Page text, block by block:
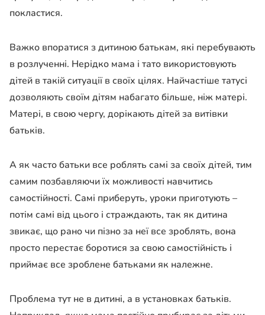
покластися.
Важко впоратися з дитиною батькам, які перебувають
в розлученні. Нерідко мама і тато використовують
дітей в такій ситуації в своїх цілях. Найчастіше татусі
дозволяють своїм дітям набагато більше, ніж матері.
Матері, в свою чергу, дорікають дітей за витівки
батьків.
А як часто батьки все роблять самі за своїх дітей, тим
самим позбавляючи їх можливості навчитись
самостійності. Самі приберуть, уроки приготують –
потім самі від цього і страждають, так як дитина
звикає, що рано чи пізно за неї все зроблять, вона
просто перестає боротися за свою самостійність і
приймає все зроблене батьками як належне.
Проблема тут не в дитині, а в установках батьків.